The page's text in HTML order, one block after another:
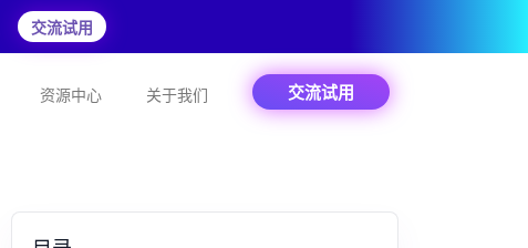
交流试用
资源中心 关于我们 交流试用